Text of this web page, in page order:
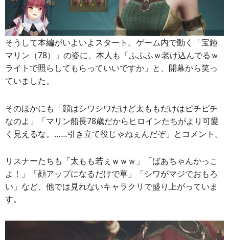
そうして本編がいよいよスタート。ゲーム内で動く「宝鐘
マリン（78）」の姿に、本人も「ふふふｗ老け込んでるｗ
ライトで照らしてもらっていいですか」と、開幕から笑っ
ていました。
そのほかにも「顔はシワシワだけど太ももだけはピチピチ
なのよ」「マリン船長78歳だからヒロインたちがより可愛
く見えるな。……引き立て役じゃねぇんだぞ」とコメント。
リスナーたちも「太もも若ぇｗｗｗ」「ばあちゃんかっこ
よ！」「顔アップになるだけで草」「シワがマジでおもろ
い」など、他では見れないキャラクリで盛り上がっていま
す。